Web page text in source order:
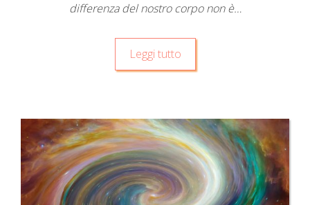
differenza del nostro corpo non è…
Leggi tutto